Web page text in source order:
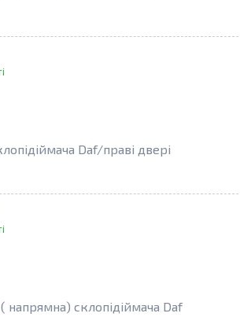
Daf/праві двері
напрямна) склопідіймача Daf